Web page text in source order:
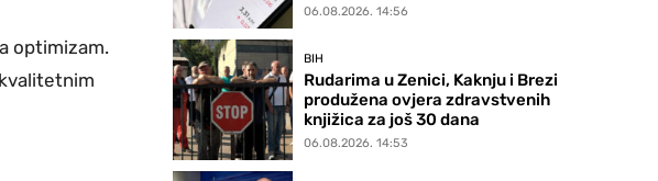
optimizam.
06.08.2026. 14:56
BIH
Rudarima u Zenici, Kaknju i Brezi
produžena ovjera zdravstvenih
knjižica za još 30 dana
06.08.2026. 14:53